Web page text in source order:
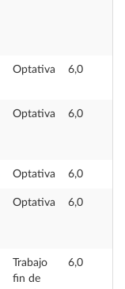
Optativa 6,0
Optativa 6,0
Optativa 6,0
Optativa 6,0
Trabajo
fin de
6,0